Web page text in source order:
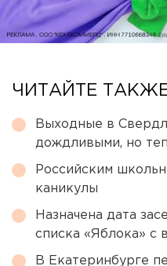
ЧИТАЙТЕ
Выходные в
дождливыми, но
Российским
каникулы
Назначена дата
списка «Яблока» с
В Екатеринбурге